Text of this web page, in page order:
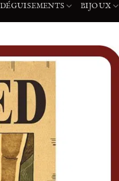
DÉGUISEMENTS BIJOUX